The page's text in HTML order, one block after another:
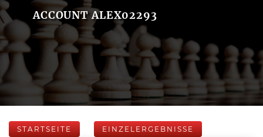
ACCOUNT ALEX02293
STARTSEITE EINZELERGEBNISSE